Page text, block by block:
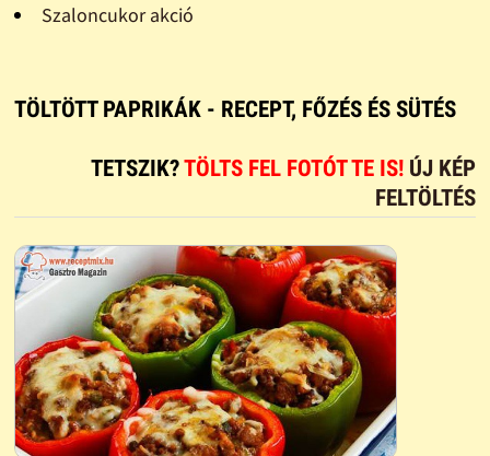
Szaloncukor akció
TÖLTÖTT PAPRIKÁK - RECEPT, FŐZÉS ÉS SÜTÉS
TETSZIK?TÖLTS FEL FOTÓT TE IS! ÚJ KÉP
FELTÖLTÉS